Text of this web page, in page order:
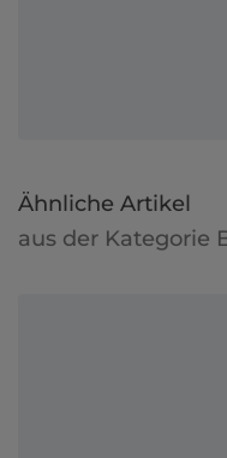
Ähnliche Artikel
aus der Kategorie